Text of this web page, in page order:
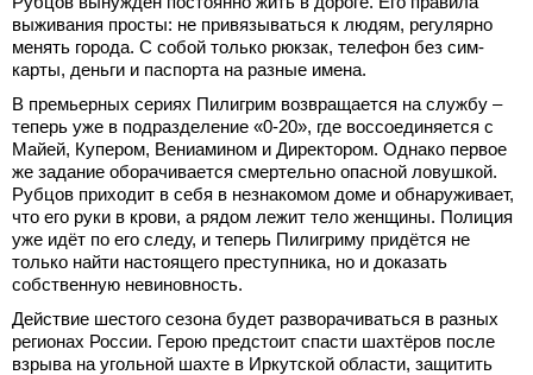
выживания просты: не привязываться к людям, регулярно
менять города. С собой только рюкзак, телефон без сим-
карты, деньги и паспорта на разные имена.
В премьерных сериях Пилигрим возвращается на службу –
теперь уже в подразделение «0-20», где воссоединяется с
Майей, Купером, Вениамином и Директором. Однако первое
же задание оборачивается смертельно опасной ловушкой.
Рубцов приходит в себя в незнакомом доме и обнаруживает,
что его руки в крови, а рядом лежит тело женщины. Полиция
уже идёт по его следу, и теперь Пилигриму придётся не
только найти настоящего преступника, но и доказать
собственную невиновность.
Действие шестого сезона будет разворачиваться в разных
регионах России. Герою предстоит спасти шахтёров после
взрыва на угольной шахте в Иркутской области, защитить